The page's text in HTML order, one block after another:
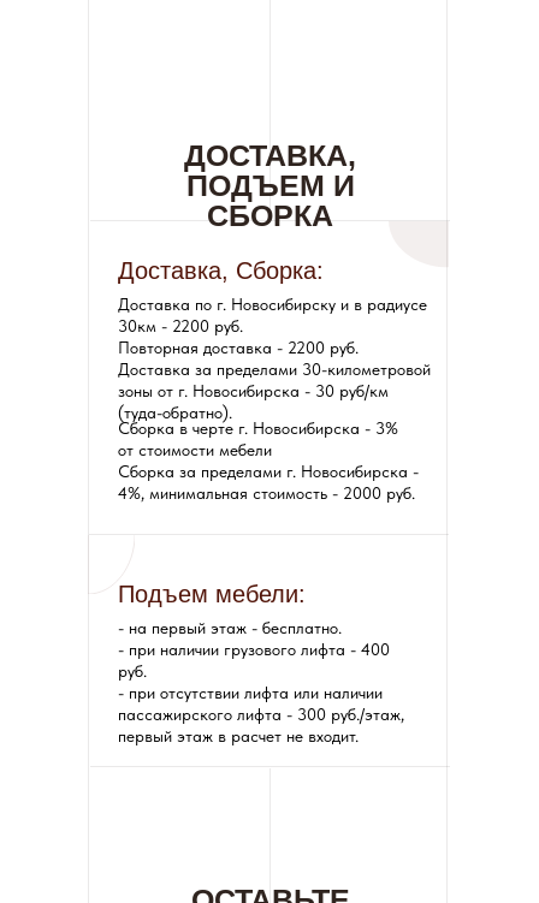
Доставка по г. Новосибирску и в радиусе
30км - 2200 руб.
Повторная доставка - 2200 руб.
Доставка за пределами 30-километровой
зоны от г. Новосибирска - 30 руб/км
(туда-обратно).
- на первый этаж - бесплатно.
- при наличии грузового лифта - 400
руб.
- при отсутствии лифта или наличии
пассажирского лифта - 300 руб./этаж,
первый этаж в расчет не входит.
Сборка в черте г. Новосибирска - 3%
от стоимости мебели
Сборка за пределами г. Новосибирска -
4%, минимальная стоимость - 2000 руб.
Подъем мебели:
Доставка, Сборка:
ДОСТАВКА,
ПОДЪЕМ И
СБОРКА